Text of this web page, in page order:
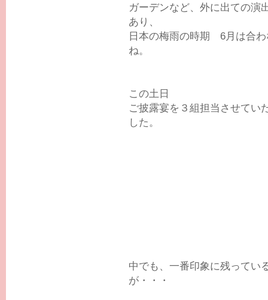
ガーデンなど、外に出ての演
あり、
日本の梅雨の時期 6月は合わ
ね。
この土日
ご披露宴を３組担当させてい
した。
中でも、一番印象に残ってい
が・・・